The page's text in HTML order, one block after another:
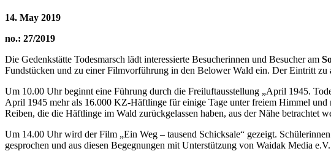
14. May 2019
no.: 27/2019
Die Gedenkstätte Todesmarsch lädt interessierte Besucherinnen und Besucher am
Fundstücken und zu einer Filmvorführung in den Belower Wald ein. Der Eintritt zu
Um 10.00 Uhr beginnt eine Führung durch die Freiluftausstellung „April 1945.
April 1945 mehr als 16.000 KZ-Häftlinge für einige Tage unter freiem Himmel
Reiben, die die Häftlinge im Wald zurückgelassen haben, aus der Nähe betrachtet
Um 14.00 Uhr wird der Film „Ein Weg – tausend Schicksale“ gezeigt.
gesprochen und aus diesen Begegnungen mit Unterstützung von Waidak Media